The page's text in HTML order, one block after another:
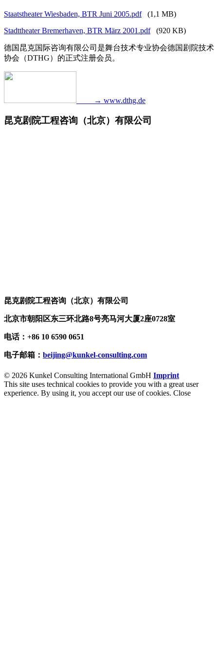
Staatstheater Wiesbaden, BTR Juni 2005.pdf(1,1 MB)
Stadttheater Bremerhaven, BTR März 2001.pdf(920 KB)
德国昆克国际咨询有限公司是舞台技术专业协会德国剧院技术
协会（DTHG）的正式注册会员。
→ www.dthg.de
昆克剧院工程咨询（北京）有限公司
昆克剧院工程咨询（北京）有限公司
北京市朝阳区东三环北路8号亮马河大厦2座0728室
电话：+86 10 6590 0651
电子邮箱： beijing@kunkel-consulting.com
© 2026 Kunkel Consulting International GmbH Imprint
This site uses technical cookies to provide you with a great user
experience. By using it, you accept our use of cookies. Close